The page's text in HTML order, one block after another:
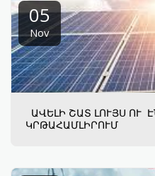
05
Nov
ԱՎԵԼԻ ՇԱՏ ԼՈՒՅՍ ՈՒ
ԿՐԹԱՀԱՄԼԻՐՈՒՄ